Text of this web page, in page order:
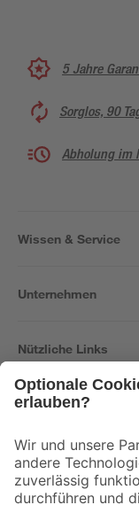
5 Jahre
Sorglos, 90
Abholung im
Wissen & Service
Unternehmen
Nützliche Links
Der toom Newsletter:
Zur Newsletter